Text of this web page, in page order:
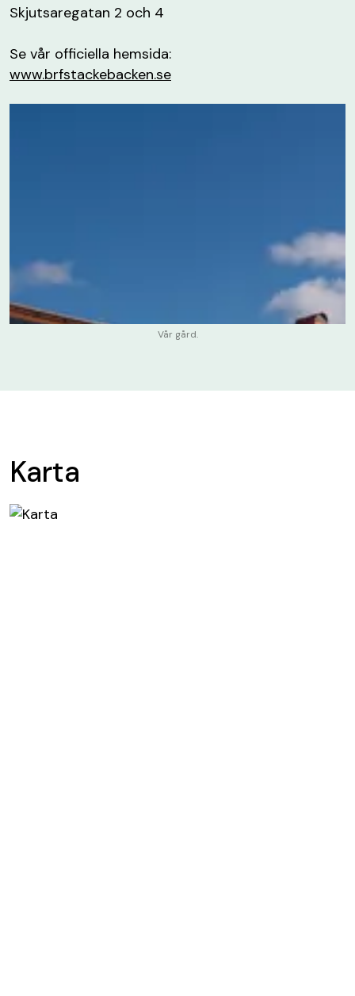
Skjutsaregatan 2 och 4
Se vår officiella hemsida:
www.brfstackebacken.se
Vår gård.
Karta